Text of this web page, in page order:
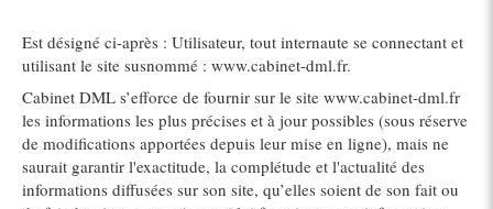
Est désigné ci-après : Utilisateur, tout internaute se connectant et
utilisant le site susnommé : www.cabinet-dml.fr.
Cabinet DML s’efforce de fournir sur le site www.cabinet-dml.fr
les informations les plus précises et à jour possibles (sous réserve
de modifications apportées depuis leur mise en ligne), mais ne
saurait garantir l'exactitude, la complétude et l'actualité des
informations diffusées sur son site, qu’elles soient de son fait ou